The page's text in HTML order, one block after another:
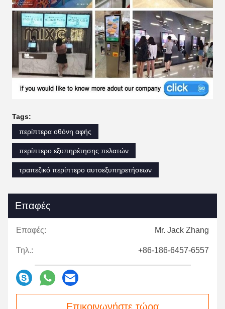
Tags:
περίπτερα οθόνη αφής
περίπτερο εξυπηρέτησης πελατών
τραπεζικό περίπτερο αυτοεξυπηρετήσεων
Επαφές
Επαφές: Mr. Jack Zhang
Τηλ.: +86-186-6457-6557
Επικοινωνήστε τώρα